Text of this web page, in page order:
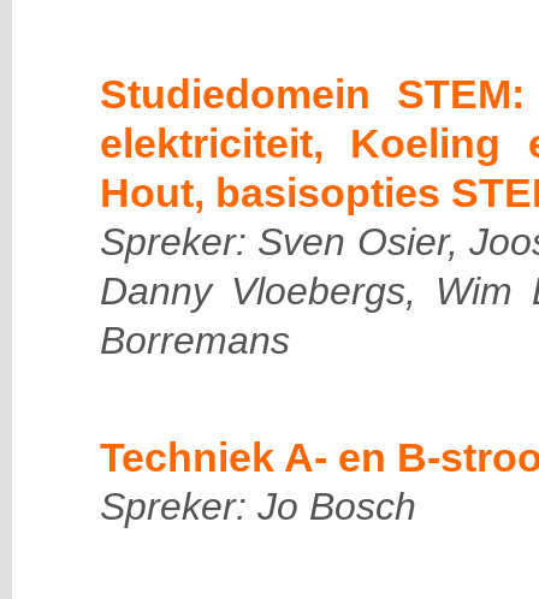
Studiedomein
elektriciteit, Koeling
Hout, basisopties
Spreker: Sven Osier,
Danny Vloebergs,
Borremans
Techniek A- en B-
Spreker: Jo Bosch